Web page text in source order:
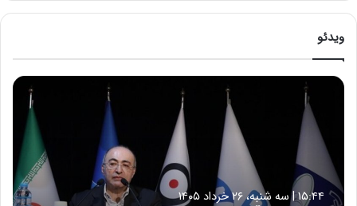
ویدئو
ح
ش
ا
و
۱۵:۴۴ | سه شنبه، ۲۶ خرداد ۱۴۰۵